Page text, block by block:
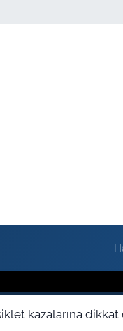
kazalarına dikkat